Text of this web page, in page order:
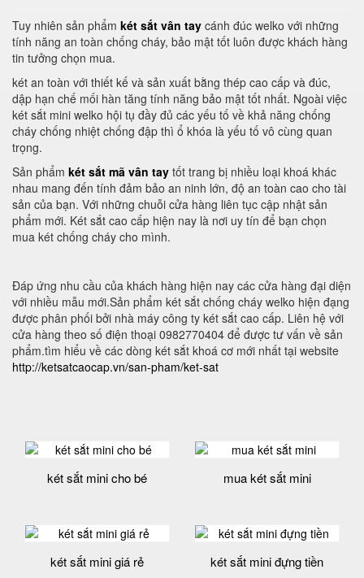
Tuy nhiên sản phẩm két sắt vân tay cánh đúc welko với những
tính năng an toàn chống cháy, bảo mật tốt luôn được khách hàng
tin tưởng chọn mua.
két an toàn với thiết kế và sản xuất bằng thép cao cấp và đúc,
dập hạn chế mối hàn tăng tính năng bảo mật tốt nhất. Ngoài việc
két sắt mini welko hội tụ đầy đủ các yếu tố về khả năng chống
cháy chống nhiệt chống đập thì ổ khóa là yếu tố vô cùng quan
trọng.
Sản phẩm két sắt mã vân tay tốt trang bị nhiều loại khoá khác
nhau mang đến tính đảm bảo an ninh lớn, độ an toàn cao cho tài
sản của bạn. Với những chuỗi cửa hàng liên tục cập nhật sản
phẩm mới. Két sắt cao cấp hiện nay là nơi uy tín để bạn chọn
mua két chống cháy cho mình.
Đáp ứng nhu cầu của khách hàng hiện nay các cửa hàng đại diện
với nhiều mẫu mới.Sản phẩm két sắt chống cháy welko hiện đạng
được phân phối bởi nhà máy công ty két sắt cao cấp. Liên hệ với
cửa hàng theo số điện thoại 0982770404 để được tư vấn về sản
phẩm.tìm hiểu về các dòng két sắt khoá cơ mới nhất tại website
http://ketsatcaocap.vn/san-pham/ket-sat
két sắt mini cho bé mua két sắt mini
két sắt mini giá rẻ két sắt mini đựng tiền